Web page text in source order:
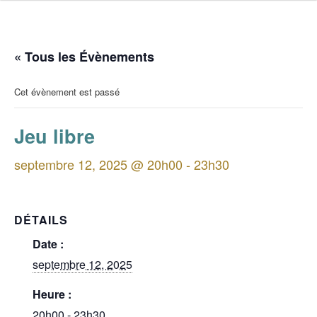
« Tous les Évènements
Cet évènement est passé
Jeu libre
septembre 12, 2025 @ 20h00 - 23h30
DÉTAILS
Date :
septembre 12, 2025
Heure :